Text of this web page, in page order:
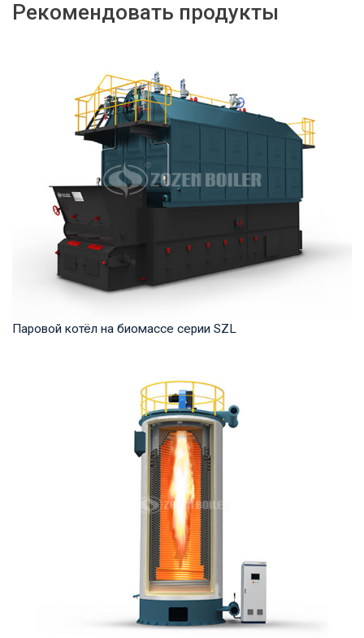
Рекомендовать продукты
Паровой котёл на биомассе серии SZL
продукта: 4-35 т/ч Температура на выходе: ...